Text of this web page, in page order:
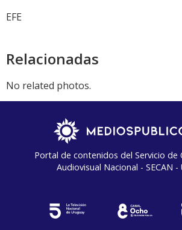
EFE
Relacionadas
No related photos.
Portal de contenidos del Servicio de
Audiovisual Nacional - SECAN -